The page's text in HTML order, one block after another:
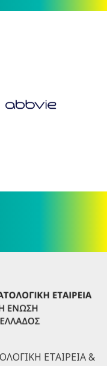
ΕΤΑΙΡΕΙΑ &